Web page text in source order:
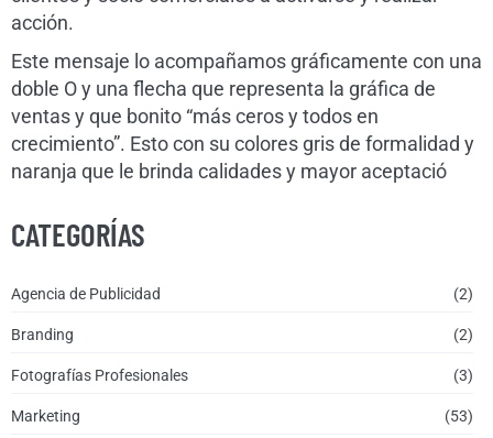
acción.
Este mensaje lo acompañamos gráficamente con una
doble O y una flecha que representa la gráfica de
ventas y que bonito “más ceros y todos en
crecimiento”. Esto con su colores gris de formalidad y
naranja que le brinda calidades y mayor aceptació
CATEGORÍAS
Agencia de Publicidad (2)
Branding (2)
Fotografías Profesionales (3)
Marketing (53)